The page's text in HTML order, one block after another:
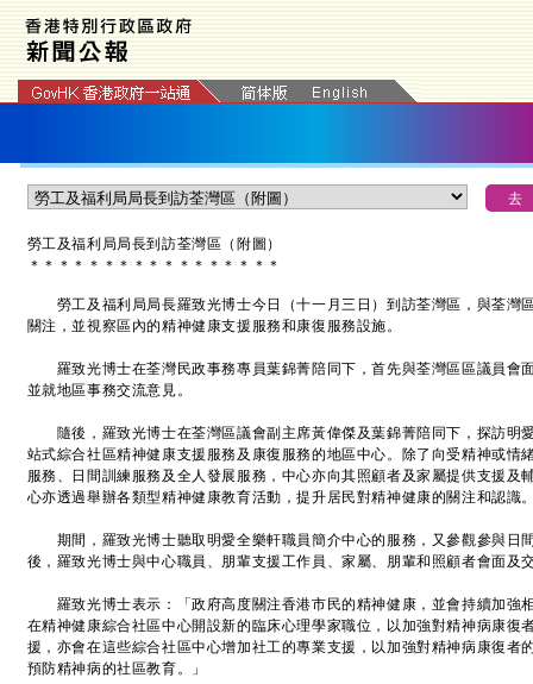
勞工及福利局局長到訪荃灣區 （附圖）
＊ ＊ ＊ ＊ ＊ ＊ ＊ ＊ ＊ ＊ ＊ ＊ ＊ ＊ ＊ ＊ ＊
勞工及福利局局長羅致光博士今日（十一月三日）到訪荃灣區，與荃灣
關注，並視察區內的精神健康支援服務和康復服務設施。
羅致光博士在荃灣民政事務專員葉錦菁陪同下，首先與荃灣區區議員會
並就地區事務交流意見。
隨後，羅致光博士在荃灣區議會副主席黃偉傑及葉錦菁陪同下，探訪明
站式綜合社區精神健康支援服務及康復服務的地區中心。除了向受精神或情
服務、日間訓練服務及全人發展服務，中心亦向其照顧者及家屬提供支援及
心亦透過舉辦各類型精神健康教育活動，提升居民對精神健康的關注和認識
期間，羅致光博士聽取明愛全樂軒職員簡介中心的服務，又參觀參與日
後，羅致光博士與中心職員、朋輩支援工作員、家屬、朋輩和照顧者會面及
羅致光博士表示：「政府高度關注香港市民的精神健康，並會持續加強
在精神健康綜合社區中心開設新的臨床心理學家職位，以加強對精神病康復
援，亦會在這些綜合社區中心增加社工的專業支援，以加強對精神病康復者
預防精神病的社區教育。」